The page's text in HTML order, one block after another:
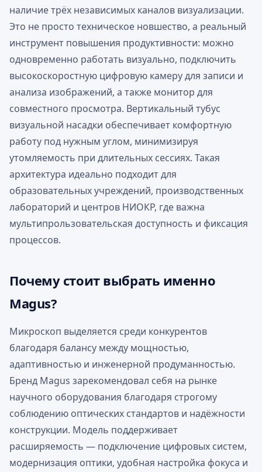
наличие трёх независимых каналов визуализации.
Это не просто техническое новшество, а реальный
инструмент повышения продуктивности: можно
одновременно работать визуально, подключить
высокоскоростную цифровую камеру для записи и
анализа изображений, а также монитор для
совместного просмотра. Вертикальный тубус
визуальной насадки обеспечивает комфортную
работу под нужным углом, минимизируя
утомляемость при длительных сессиях. Такая
архитектура идеально подходит для
образовательных учреждений, производственных
лабораторий и центров НИОКР, где важна
мультипрользовательская доступность и фиксация
процессов.
Почему стоит выбрать именно
Magus?
Микроскоп выделяется среди конкурентов
благодаря балансу между мощностью,
адаптивностью и инженерной продуманностью.
Бренд Magus зарекомендовал себя на рынке
научного оборудования благодаря строгому
соблюдению оптических стандартов и надёжности
конструкции. Модель поддерживает
расширяемость — подключение цифровых систем,
модернизация оптики, удобная настройка фокуса и